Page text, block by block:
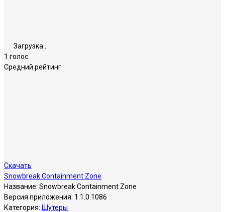
Загрузка...
1 голос
Средний рейтинг
Скачать
Snowbreak Containment Zone
Название: Snowbreak Containment Zone
Версия приложения: 1.1.0.1086
Категория: Шутеры